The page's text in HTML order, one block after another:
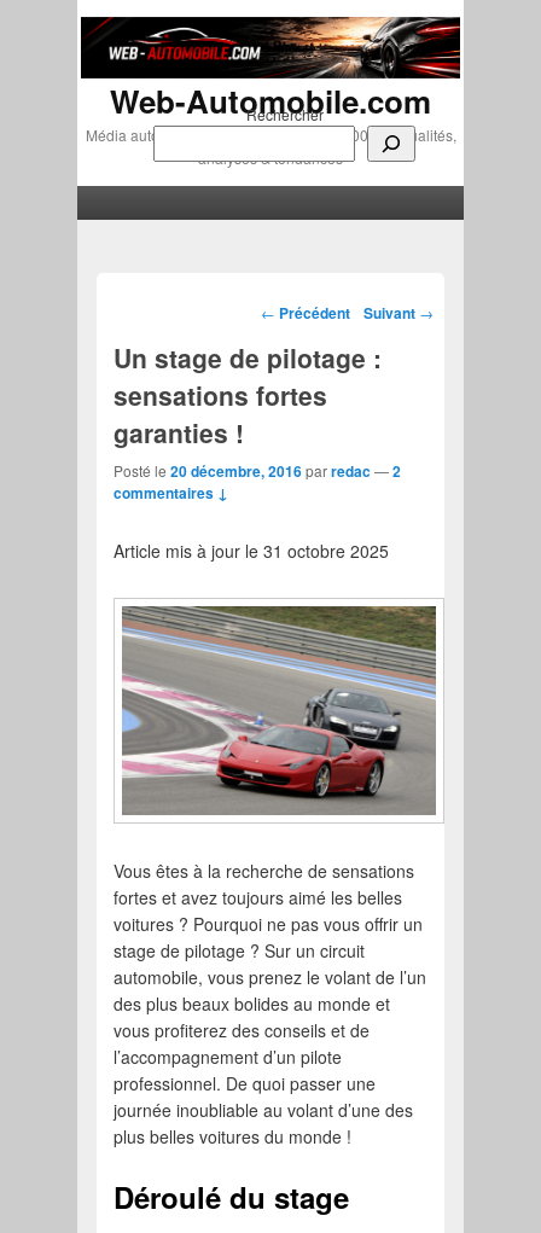
Rechercher
Web-Automobile.com
Média automobile indépendant depuis 2007 • Actualités,
analyses & tendances
Navigation des articles
← Précédent Suivant →
Un stage de pilotage :
sensations fortes
garanties !
Posté le20 décembre, 2016parredac—2
commentaires ↓
Article mis à jour le 31 octobre 2025
Vous êtes à la recherche de sensations
fortes et avez toujours aimé les belles
voitures ? Pourquoi ne pas vous offrir un
stage de pilotage ? Sur un circuit
automobile, vous prenez le volant de l’un
des plus beaux bolides au monde et
vous profiterez des conseils et de
l’accompagnement d’un pilote
professionnel. De quoi passer une
journée inoubliable au volant d’une des
plus belles voitures du monde !
Déroulé du stage